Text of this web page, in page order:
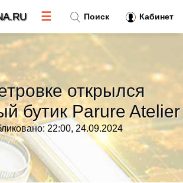
открылся
бутик Parure Atelier
22:00, 24.09.2024
Поиск Кабинет
☰
»